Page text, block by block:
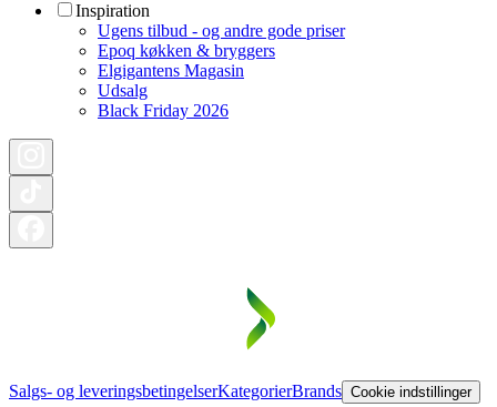
Inspiration
Ugens tilbud - og andre gode priser
Epoq køkken & bryggers
Elgigantens Magasin
Udsalg
Black Friday 2026
Salgs- og leveringsbetingelserKategorierBrands Cookie indstillinger